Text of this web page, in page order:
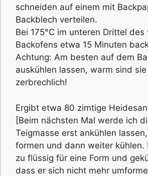
schneiden auf einem mit
Backblech verteilen.
Bei 175°C im unteren Drittel des
Backofens etwa 15 Minuten
Achtung: Am besten auf dem
auskühlen lassen, warm sind
zerbrechlich!
Ergibt etwa 80 zimtige
[Beim nächsten Mal werde ich
Teigmasse erst ankühlen
formen und dann weiter kühlen.
zu flüssig für eine Form und
dass er sich nicht mehr